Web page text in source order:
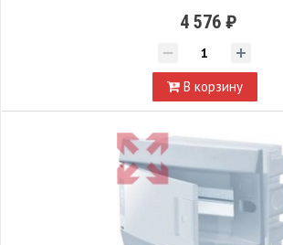
4 576 ₽
В корзину